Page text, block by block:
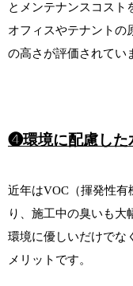
とメンテナンスコスト
オフィスやテナントの
の高さが評価されてい
❹環境に配慮した
近年はVOC（揮発性有
り、 施工中の臭いも大
環境に優しいだけでな
メリットです。